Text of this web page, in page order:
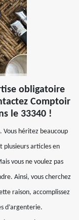
obligatoire
Comptoir
le 33340 !
Vous héritez beaucoup
plusieurs articles en
vous ne voulez pas
Ainsi, vous cherchez
raison, accomplissez
d’argenterie.